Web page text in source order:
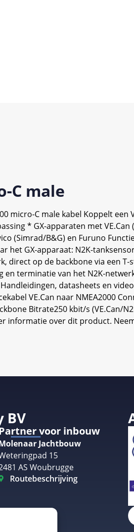
C male
micro-C male kabel Koppelt
* GX-apparaten met
(Simrad/B&G) en Furuno
het GX-apparaat: N2K-
direct op de backbone via een
terminatie van het N2K-
datasheets en
VE.Can naar NMEA2000
Bitrate250 kbit/s (VE.Can/
informatie over dit product.
BV
voor inbouw
Jachtbouw
15
AS Woubrugge
Routebeschrijving